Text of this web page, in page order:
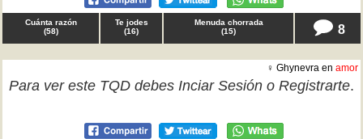
Cuánta razón
(58)
Te jodes
(16)
Menuda chorrada
(15) 8
♀ Ghynevra en amor
Para ver este TQD debes Inciar Sesión o Registrarte.